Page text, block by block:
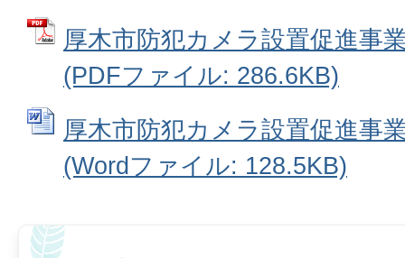
厚木市防犯カメラ設置促進事
(PDFファイル: 286.6KB)
厚木市防犯カメラ設置促進事
(Wordファイル: 128.5KB)